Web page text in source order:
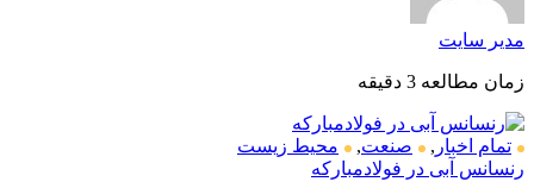
مدیر سایت
زمان مطالعه 3 دقیقه
تمام اخبار , صنعت,
محیط زیست
رنسانس آبی در فولادمبارکه